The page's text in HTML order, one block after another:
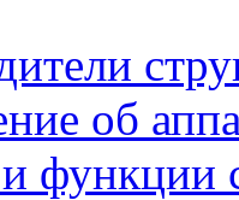
об
функции